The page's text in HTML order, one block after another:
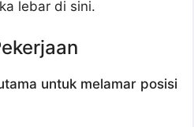
lebar di sini.
untuk melamar posisi